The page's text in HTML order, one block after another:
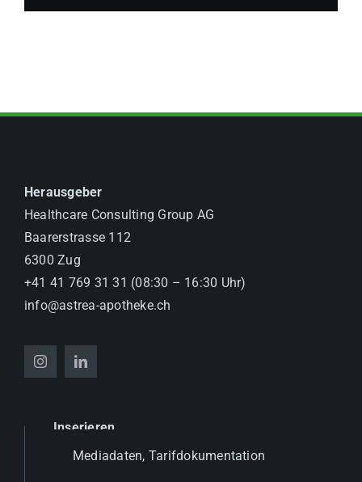
Herausgeber
Healthcare Consulting Group AG
Baarerstrasse 112
6300 Zug
+41 41 769 31 31 (08:30 – 16:30 Uhr)
info@astrea-apotheke.ch
Inserieren
Mediadaten, Tarifdokumentation